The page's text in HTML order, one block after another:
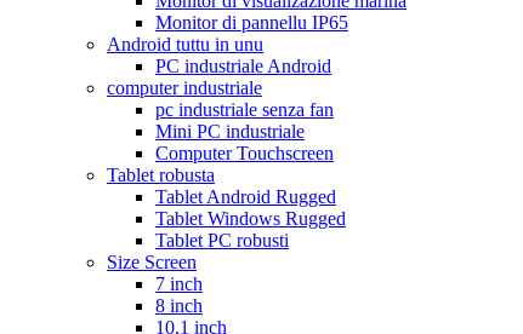
Monitor di pannellu IP65
Android tuttu in unu
PC industriale Android
computer industriale
pc industriale senza fan
Mini PC industriale
Computer Touchscreen
Tablet robusta
Tablet Android Rugged
Tablet Windows Rugged
Tablet PC robusti
Size Screen
7 inch
8 inch
10.1 inch